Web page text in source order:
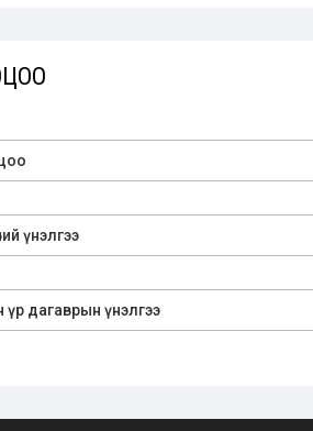
үнэлгээ
үр дагаврын үнэлгээ